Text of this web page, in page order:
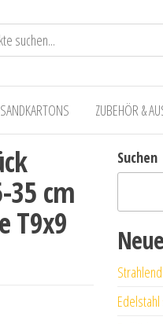
ZUBEHÖR &
35 cm
T9x9
Suchen